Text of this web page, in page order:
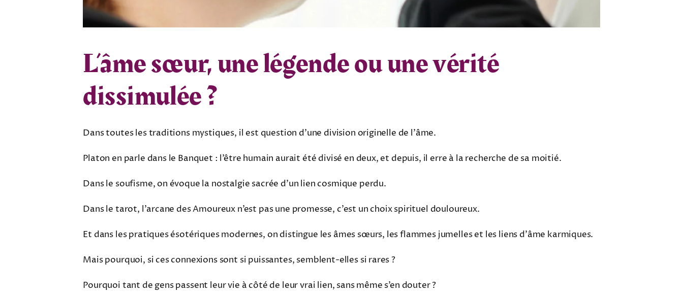
L’âme sœur, une légende ou une vérité
dissimulée ?
Dans toutes les traditions mystiques, il est question d’une division originelle de l’âme.
Platon en parle dans le Banquet : l’être humain aurait été divisé en deux, et depuis, il erre à la recherche de sa moitié.
Dans le soufisme, on évoque la nostalgie sacrée d’un lien cosmique perdu.
Dans le tarot, l’arcane des Amoureux n’est pas une promesse, c’est un choix spirituel douloureux.
Et dans les pratiques ésotériques modernes, on distingue les âmes sœurs, les flammes jumelles et les liens d’âme karmiques.
Mais pourquoi, si ces connexions sont si puissantes, semblent-elles si rares ?
Pourquoi tant de gens passent leur vie à côté de leur vrai lien, sans même s’en douter ?